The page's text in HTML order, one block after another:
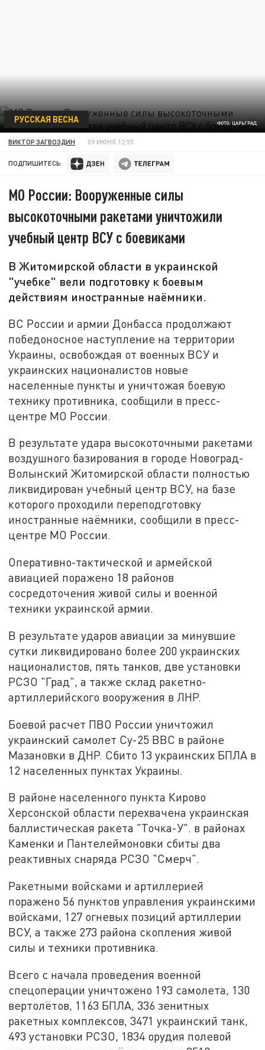
ФОТО: ЦАРЬГРАД
РУССКАЯ ВЕСНА
ВИКТОР ЗАГВОЗДИН 09 ИЮНЯ 12:55
ПОДПИШИТЕСЬ:
МО России: Вооруженные силы
высокоточными ракетами уничтожили
учебный центр ВСУ с боевиками
В Житомирской области в украинской
"учебке" вели подготовку к боевым
действиям иностранные наёмники.
ВС России и армии Донбасса продолжают
победоносное наступление на территории
Украины, освобождая от военных ВСУ и
украинских националистов новые
населенные пункты и уничтожая боевую
технику противника, сообщили в пресс-
центре МО России.
В результате удара высокоточными ракетами
воздушного базирования в городе Новоград-
Волынский Житомирской области полностью
ликвидирован учебный центр ВСУ, на базе
которого проходили переподготовку
иностранные наёмники, сообщили в пресс-
центре МО России.
Оперативно-тактической и армейской
авиацией поражено 18 районов
сосредоточения живой силы и военной
техники украинской армии.
В результате ударов авиации за минувшие
сутки ликвидировано более 200 украинских
националистов, пять танков, две установки
РСЗО "Град", а также склад ракетно-
артиллерийского вооружения в ЛНР.
Боевой расчет ПВО России уничтожил
украинский самолет Су-25 ВВС в районе
Мазановки в ДНР. Сбито 13 украинских БПЛА в
12 населенных пунктах Украины.
В районе населенного пункта Кирово
Херсонской области перехвачена украинская
баллистическая ракета "Точка-У". в районах
Каменки и Пантелеймоновки сбиты два
реактивных снаряда РСЗО "Смерч".
Ракетными войсками и артиллерией
поражено 56 пунктов управления украинскими
войсками, 127 огневых позиций артиллерии
ВСУ, а также 273 района скопления живой
силы и техники противника.
Всего с начала проведения военной
спецоперации уничтожено 193 самолета, 130
вертолётов, 1163 БПЛА, 336 зенитных
ракетных комплексов, 3471 украинский танк,
493 установки РСЗО, 1834 орудия полевой